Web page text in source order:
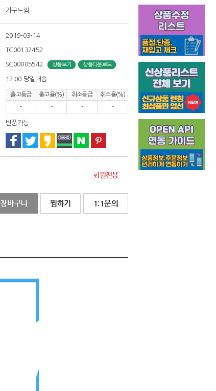
가구느낌
2019-03-14
TC00132452
SC00005542 상품보기 상품다운로드
12:00 당일배송
출고등급 출고율(%) 취소등급
취소율(%)
-
- - -
반품가능
회원전용
장바구니 찜하기 1:1문의